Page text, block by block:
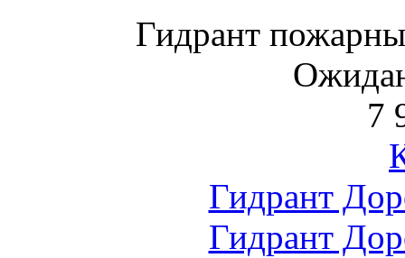
Гидрант
7
Гидрант
Гидрант